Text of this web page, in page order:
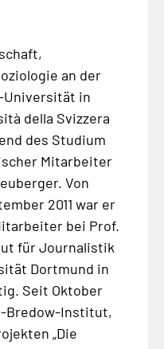
an der
Universität in
della Svizzera
des Studium
Mitarbeiter
Von
2011 war er
bei Prof.
für Journalistik
Dortmund in
Seit Oktober
Bredow-Institut,
„Die